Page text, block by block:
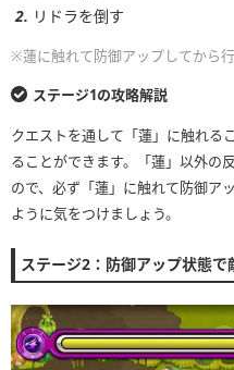
リドラを倒す
※蓮に触れて防御アップしてから
ステージ1の攻略解説
クエストを通して「蓮」に触れる
ることができます。「蓮」以外の
ので、必ず「蓮」に触れて防御ア
ように気をつけましょう。
ステージ2：防御アップ状態で